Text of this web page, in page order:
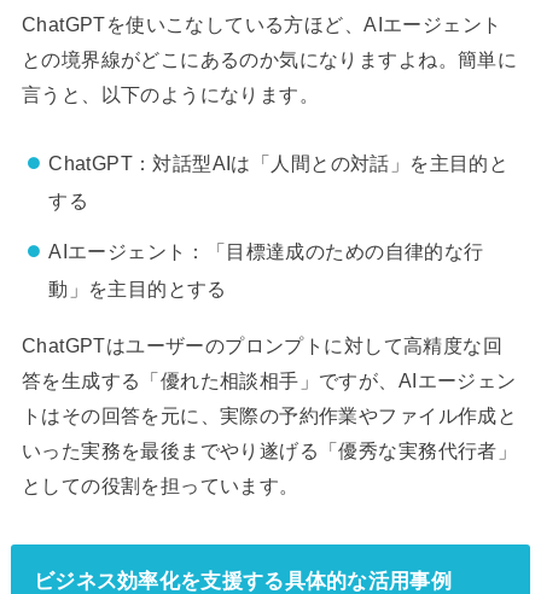
ChatGPTを使いこなしている方ほど、AIエージェント
との境界線がどこにあるのか気になりますよね。簡単に
言うと、以下のようになります。
ChatGPT：対話型AIは「人間との対話」を主目的と
する
AIエージェント：「目標達成のための自律的な行
動」を主目的とする
ChatGPTはユーザーのプロンプトに対して高精度な回
答を生成する「優れた相談相手」ですが、AIエージェン
トはその回答を元に、実際の予約作業やファイル作成と
いった実務を最後までやり遂げる「優秀な実務代行者」
としての役割を担っています。
ビジネス効率化を支援する具体的な活用事例